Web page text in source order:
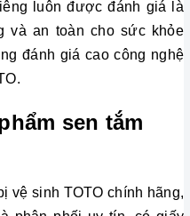
luôn được đánh giá là
và an toàn cho sức khỏe
đánh giá cao công nghệ
sen tắm
vệ sinh TOTO chính hãng,